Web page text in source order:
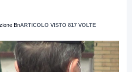
BnARTICOLO VISTO 817 VOLTE